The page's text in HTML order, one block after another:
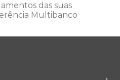
das suas
Multibanco